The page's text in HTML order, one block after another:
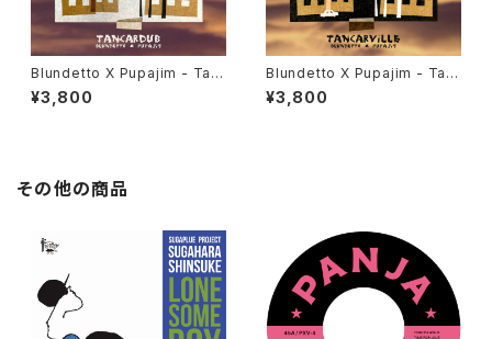
Blundetto X Pupajim - Tan
cardub "LP"
¥3,800
Blundetto X Pupajim - Tan
carville "LP"
¥3,800
その他の商品